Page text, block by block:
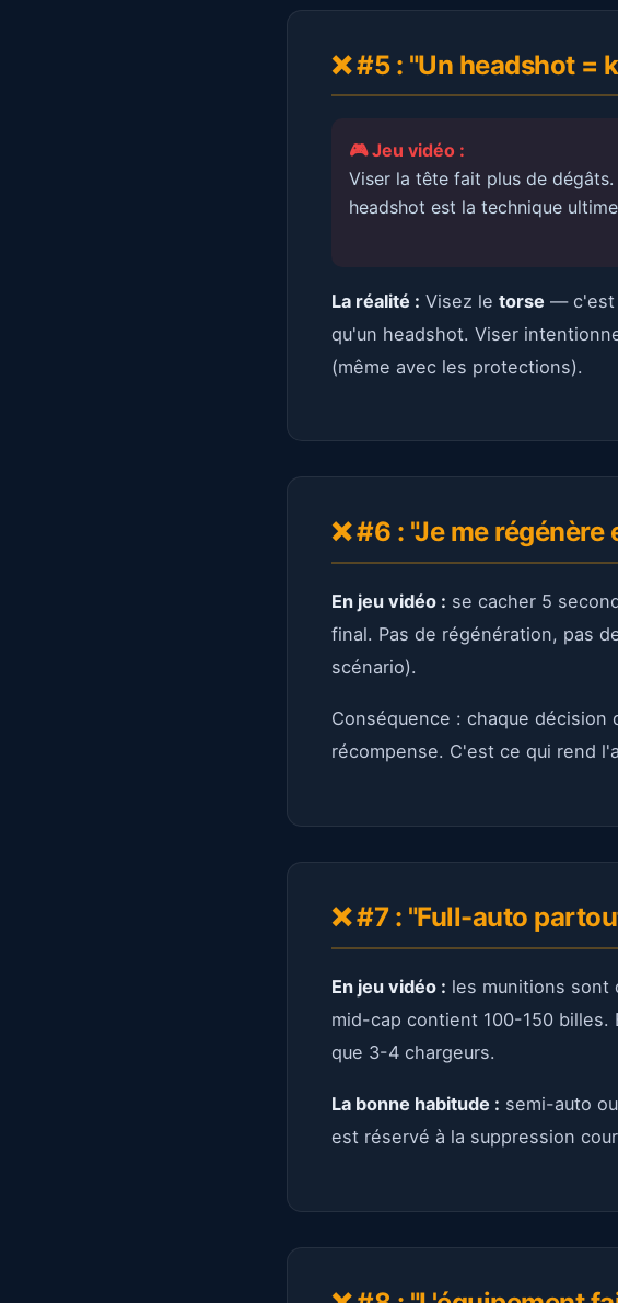
❌ #5 : "Un headshot =
🎮 Jeu vidéo :
Viser la tête fait plus de dégâts.
headshot est la technique ultime
La réalité : Visez le torse — c'est
qu'un headshot. Viser
(même avec les protections).
❌ #6 : "Je me
En jeu vidéo : se cacher 5
final. Pas de régénération, pas
scénario).
Conséquence : chaque
récompense. C'est ce qui rend
❌ #7 : "Full-auto
En jeu vidéo : les munitions sont
mid-cap contient 100-150
que 3-4 chargeurs.
La bonne habitude : semi-auto
est réservé à la suppression